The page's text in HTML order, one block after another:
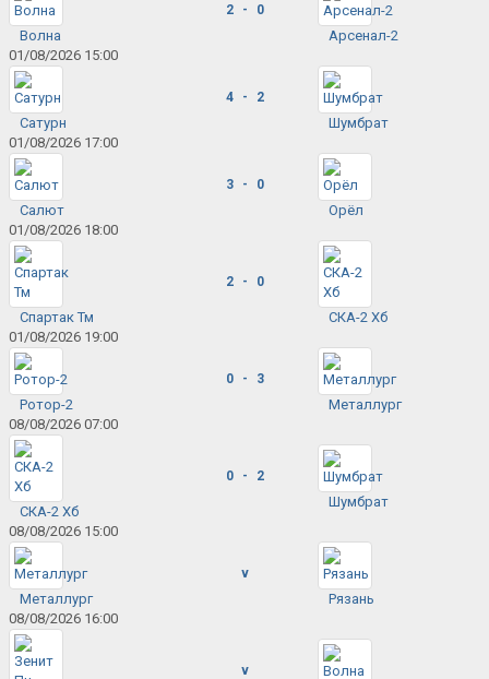
Волна
2 - 0
Арсенал-2
01/08/2026 15:00
Сатурн
4 - 2
Шумбрат
01/08/2026 17:00
Салют
3 - 0
Орёл
01/08/2026 18:00
Спартак Тм
2 - 0
СКА-2 Хб
01/08/2026 19:00
Ротор-2
0 - 3
Металлург
08/08/2026 07:00
СКА-2 Хб
0 - 2
Шумбрат
08/08/2026 15:00
Металлург
v
Рязань
08/08/2026 16:00
v